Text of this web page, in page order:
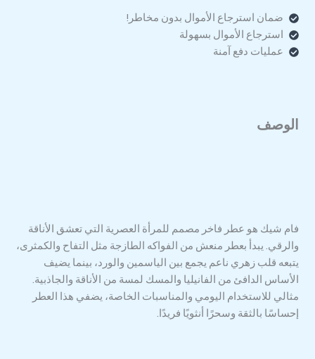
ضمان استرجاع الأموال بدون مخاطر!
استرجاع الأموال بسهولة
عمليات دفع آمنة
الوصف
فام شيك هو عطر فاخر مصمم للمرأة العصرية التي تعشق الأناقة
والرقي. يبدأ بعطر منعش من الفواكه الطازجة مثل التفاح والكمثرى،
يتبعه قلب زهري ناعم يجمع بين الياسمين والورد، بينما يضيف
الأساس الدافئ من الفانيليا والمسك لمسة من الأناقة والجاذبية.
مثالي للاستخدام اليومي والمناسبات الخاصة، يضفي هذا العطر
إحساسًا بالثقة وسحرًا أنثويًا فريدًا.